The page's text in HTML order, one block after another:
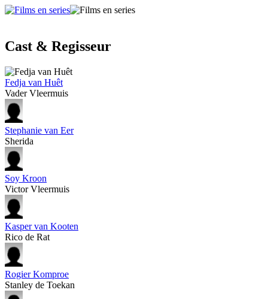
Cast & Regisseur
Fedja van Huêt
Vader Vleermuis
Stephanie van Eer
Sherida
Soy Kroon
Victor Vleermuis
Kasper van Kooten
Rico de Rat
Rogier Komproe
Stanley de Toekan